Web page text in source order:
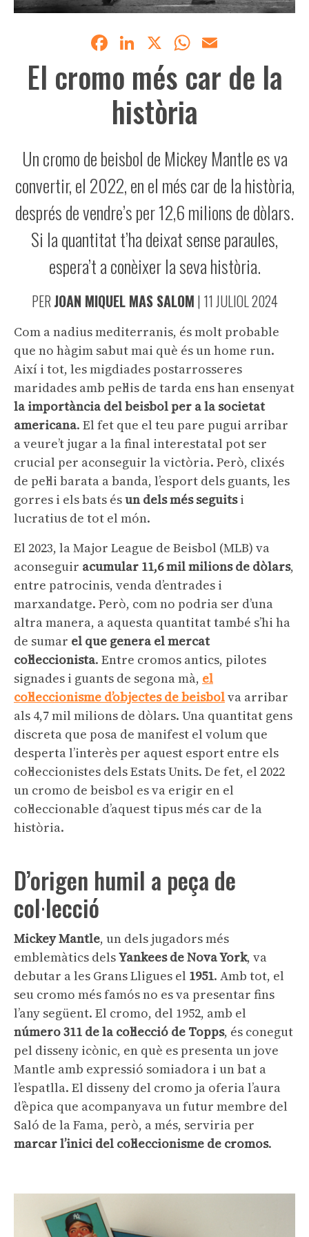
Facebook
LinkedIn
X WhatsApp
El cromo més car de la
història
Un cromo de beisbol de Mickey Mantle es va
convertir, el 2022, en el més car de la història,
després de vendre’s per 12,6 milions de dòlars.
Si la quantitat t’ha deixat sense paraules,
espera’t a conèixer la seva història.
PERJOAN MIQUEL MAS SALOM | 11 JULIOL 2024
Com a nadius mediterranis, és molt probable
que no hàgim sabut mai què és un home run.
Així i tot, les migdiades postarrosseres
maridades amb pel·lis de tarda ens han ensenyat
la importància del beisbol per a la societat
americana. El fet que el teu pare pugui arribar
a veure’t jugar a la final interestatal pot ser
crucial per aconseguir la victòria. Però, clixés
de pel·li barata a banda, l’esport dels guants, les
gorres i els bats ésun dels més seguitsi
lucratius de tot el món.
El 2023, la Major League de Beisbol (MLB) va
aconseguir acumular 11,6 mil milions de dòlars,
entre patrocinis, venda d’entrades i
marxandatge. Però, com no podria ser d’una
altra manera, a aquesta quantitat també s’hi ha
de sumar el que genera el mercat
col·leccionista. Entre cromos antics, pilotes
signades i guants de segona mà, el
col·leccionisme d’objectes de beisbolva arribar
als 4,7 mil milions de dòlars. Una quantitat gens
discreta que posa de manifest el volum que
desperta l’interès per aquest esport entre els
col·leccionistes dels Estats Units. De fet, el 2022
un cromo de beisbol es va erigir en el
col·leccionable d’aquest tipus més car de la
història.
D’origen humil a peça de
col·lecció
Mickey Mantle, un dels jugadors més
emblemàtics delsYankees de Nova York, va
debutar a les Grans Lligues el 1951. Amb tot, el
seu cromo més famós no es va presentar fins
l’any següent. El cromo, del 1952, amb el
número 311 de la col·lecció de Topps, és conegut
pel disseny icònic, en què es presenta un jove
Mantle amb expressió somiadora i un bat a
l’espatlla. El disseny del cromo ja oferia l’aura
d’èpica que acompanyava un futur membre del
Saló de la Fama, però, a més, serviria per
marcar l’inici del col·leccionisme de cromos.